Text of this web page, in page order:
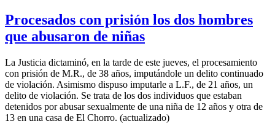
Procesados con prisión los dos hombres
que abusaron de niñas
La Justicia dictaminó, en la tarde de este jueves, el procesamiento
con prisión de M.R., de 38 años, imputándole un delito continuado
de violación. Asimismo dispuso imputarle a L.F., de 21 años, un
delito de violación. Se trata de los dos individuos que estaban
detenidos por abusar sexualmente de una niña de 12 años y otra de
13 en una casa de El Chorro. (actualizado)